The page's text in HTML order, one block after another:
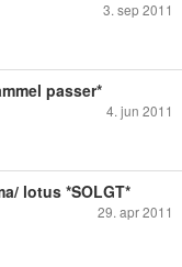
3. sep 2011
passer*
4. jun 2011
lotus *SOLGT*
29. apr 2011